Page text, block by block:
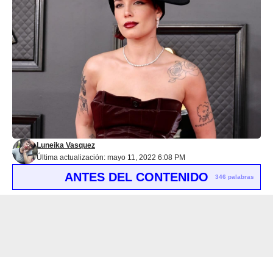
Última actualización: mayo 11, 2022 6:08 PM
Luneika Vasquez
ANTES DEL CONTENIDO 346 palabras